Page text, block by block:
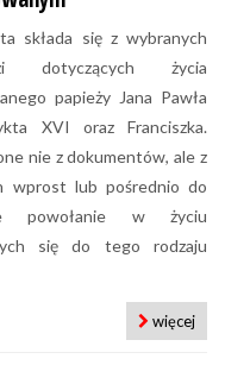
składa się z wybranych
dotyczących życia
papieży Jana Pawła
XVI oraz Franciszka.
nie z dokumentów, ale z
wprost lub pośrednio do
powołanie w życiu
się do tego rodzaju
więcej